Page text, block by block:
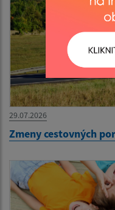
29.07.2026
Zmeny cestovných